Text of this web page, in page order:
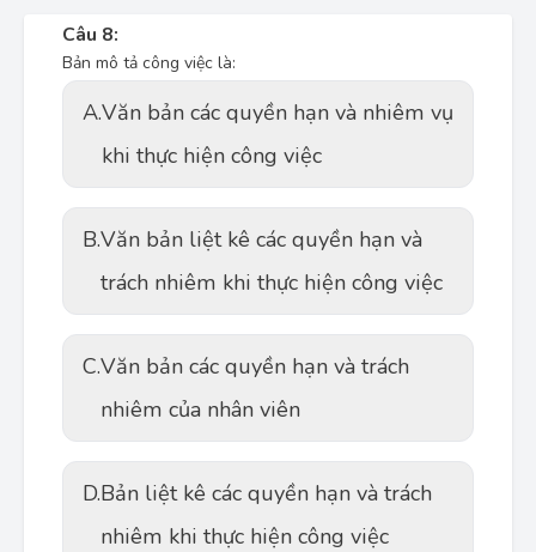
Câu 8:
Bản mô tả công việc là:
A.Văn bản các quyền hạn và nhiêm vụ
khi thực hiện công việc
B.Văn bản liệt kê các quyền hạn và
trách nhiêm khi thực hiện công việc
C.Văn bản các quyền hạn và trách
nhiêm của nhân viên
D.Bản liệt kê các quyền hạn và trách
nhiêm khi thực hiện công việc